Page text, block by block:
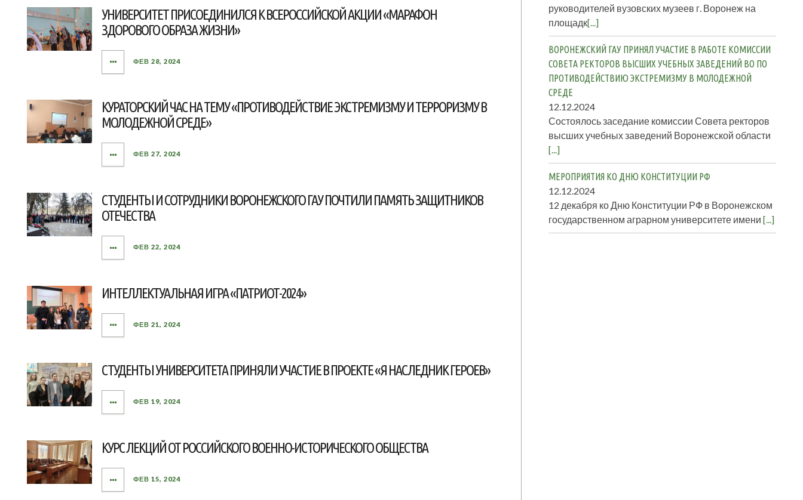
УНИВЕРСИТЕТ ПРИСОЕДИНИЛСЯ К ВСЕРОССИЙСКОЙ АКЦИИ «МАРАФОН
ЗДОРОВОГО ОБРАЗА ЖИЗНИ»
ФЕВ 28, 2024
КУРАТОРСКИЙ ЧАС НА ТЕМУ «ПРОТИВОДЕЙСТВИЕ ЭКСТРЕМИЗМУ И ТЕРРОРИЗМУ В
МОЛОДЕЖНОЙ СРЕДЕ»
ФЕВ 27, 2024
СТУДЕНТЫ И СОТРУДНИКИ ВОРОНЕЖСКОГО ГАУ ПОЧТИЛИ ПАМЯТЬ ЗАЩИТНИКОВ
ОТЕЧЕСТВА
ФЕВ 22, 2024
ИНТЕЛЛЕКТУАЛЬНАЯ ИГРА «ПАТРИОТ-2024»
ФЕВ 21, 2024
СТУДЕНТЫ УНИВЕРСИТЕТА ПРИНЯЛИ УЧАСТИЕ В ПРОЕКТЕ «Я НАСЛЕДНИК ГЕРОЕВ»
ФЕВ 19, 2024
КУРС ЛЕКЦИЙ ОТ РОССИЙСКОГО ВОЕННО-ИСТОРИЧЕСКОГО ОБЩЕСТВА
ФЕВ 15, 2024
руководителей вузовских музеев г. Воронеж на
площадк[...]
ВОРОНЕЖСКИЙ ГАУ ПРИНЯЛ УЧАСТИЕ В РАБОТЕ КОМИССИИ
СОВЕТА РЕКТОРОВ ВЫСШИХ УЧЕБНЫХ ЗАВЕДЕНИЙ ВО ПО
ПРОТИВОДЕЙСТВИЮ ЭКСТРЕМИЗМУ В МОЛОДЕЖНОЙ
СРЕДЕ
12.12.2024
Состоялось заседание комиссии Совета ректоров
высших учебных заведений Воронежской области
[...]
МЕРОПРИЯТИЯ КО ДНЮ КОНСТИТУЦИИ РФ
12.12.2024
12 декабря ко Дню Конституции РФ в Воронежском
государственном аграрном университете имени [...]